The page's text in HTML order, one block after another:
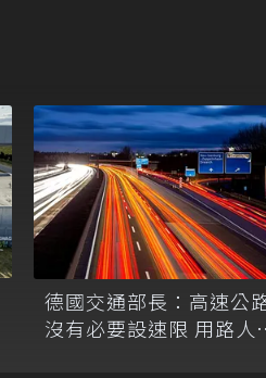
德國交通部長：高速公
沒有必要設速限 用路人